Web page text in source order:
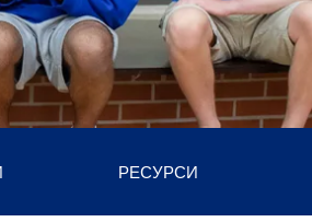
РЕСУРСИ